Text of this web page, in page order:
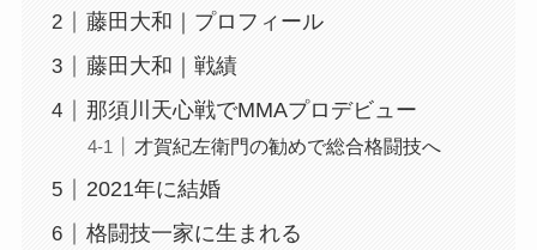
藤田大和｜プロフィール
藤田大和｜戦績
那須川天心戦でMMAプロデビュー
才賀紀左衛門の勧めで総合格闘技へ
2021年に結婚
格闘技一家に生まれる